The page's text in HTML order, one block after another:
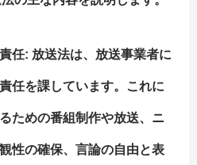
任: 放送法は、放送事業者に
任を課しています。これに
ための番組制作や放送、ニ
性の確保、言論の自由と表